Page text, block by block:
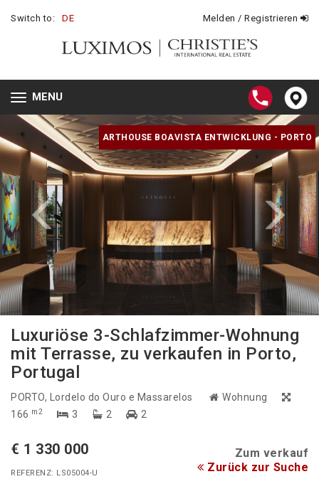
Switch to: DE Melden / Registrieren
Toggle
navigation
MENU
ARTHOUSE BOAVISTA ENTWICKLUNG - PORTO
Luxuriöse 3-Schlafzimmer-Wohnung
mit Terrasse, zu verkaufen in Porto,
Portugal
PORTO, Lordelo do Ouro e Massarelos
Wohnung
166 m2 3 2 2
€ 1 330 000 Zum verkauf
REFERENZ: LS05004-U Zurück zur Suche